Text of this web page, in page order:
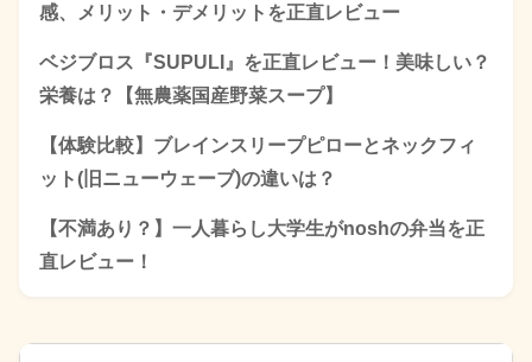
感、メリット・デメリットを正直レビュー
ベジブロス『SUPULI』を正直レビュー！美味しい？
栄養は？【無農薬国産野菜スープ】
【体験比較】ブレインスリープピローとネックフィ
ット(旧ニューウェーブ)の違いは？
【不満あり？】一人暮らし大学生がnoshの弁当を正
直レビュー！